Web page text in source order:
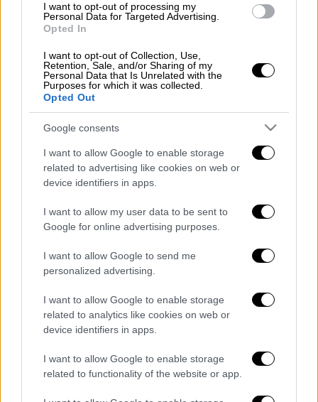
I want to opt-out of processing my
Personal Data for Targeted Advertising.
Opted In
I want to opt-out of Collection, Use,
Retention, Sale, and/or Sharing of my
Personal Data that Is Unrelated with the
Purposes for which it was collected.
Opted Out
Google consents
I want to allow Google to enable storage
related to advertising like cookies on web or
device identifiers in apps.
I want to allow my user data to be sent to
Google for online advertising purposes.
I want to allow Google to send me
personalized advertising.
I want to allow Google to enable storage
related to analytics like cookies on web or
device identifiers in apps.
I want to allow Google to enable storage
related to functionality of the website or app.
δίστασε αποκαλύψει τους ενδοιασμούς που
είχε όταν του πρότειναν να παίξει σε
καθημερινό σήριαλ.
«Έχει δίκιο. Δεν είναι το πιο σύνηθες ένας
αθλητής του πόλο να παίζει σε σίριαλ ή να
συμμετέχει σε εκπομπές. Αλλά, όταν
γεννιέσαι, δεν είσαι ικανός να κάνεις μόνο
ένα πράγμα στη ζωή σου.Δηλαδή, στα 33 μου,
που σταμάτησα το πόλο, θα έπρεπε να πάψω
να εργάζομαι;Από εκεί και πέρα,
κρίνονται εκ του αποτελέσματος . Δοκιμάζω
να παίξω στο θέατρο και στην τηλεόραση
και, αν με αντέξει το σχοινί, θα φανεί στο
χειροκρότημα».
Διαβάστε ακόμη
Από το Μίσιγκαν στον Λευκό Οίκο: Τι
σημαίνει η νίκη του Αμπντούλ Ελ-Σαγέντ
O στρατηγός ήταν σχιζοφρενής, εμμονικός,
πλησίαζε τα 75 όταν τον αντάμωσε η δόξα –